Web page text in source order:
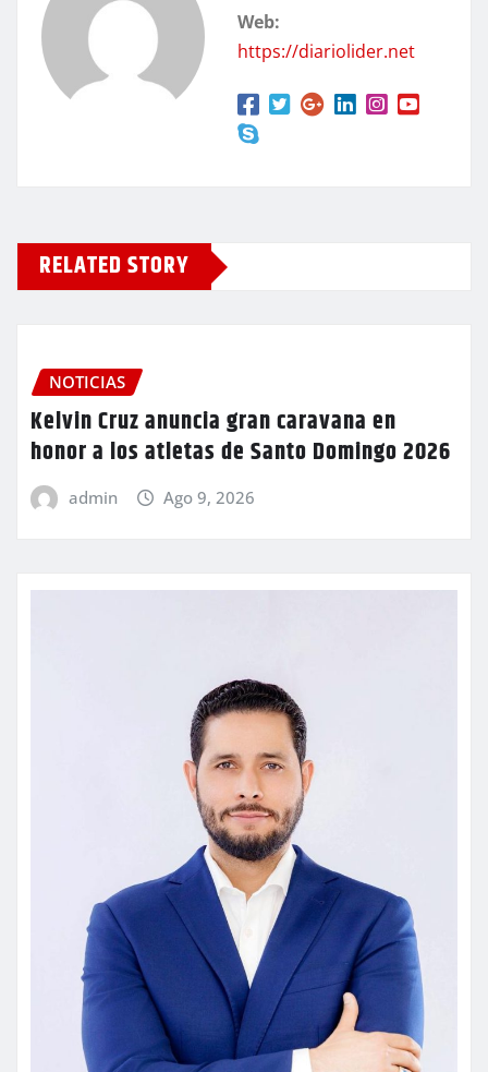
Web:
https://diariolider.net
RELATED STORY
NOTICIAS
Kelvin Cruz anuncia gran caravana en
honor a los atletas de Santo Domingo 2026
admin Ago 9, 2026